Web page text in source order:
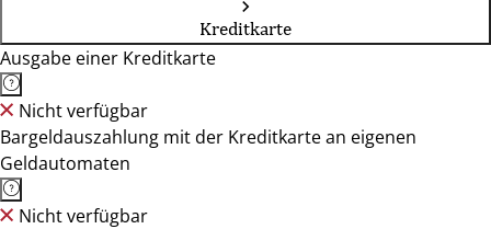
Kreditkarte
Ausgabe einer Kreditkarte
Nicht verfügbar
Bargeldauszahlung mit der Kreditkarte an eigenen
Geldautomaten
Nicht verfügbar